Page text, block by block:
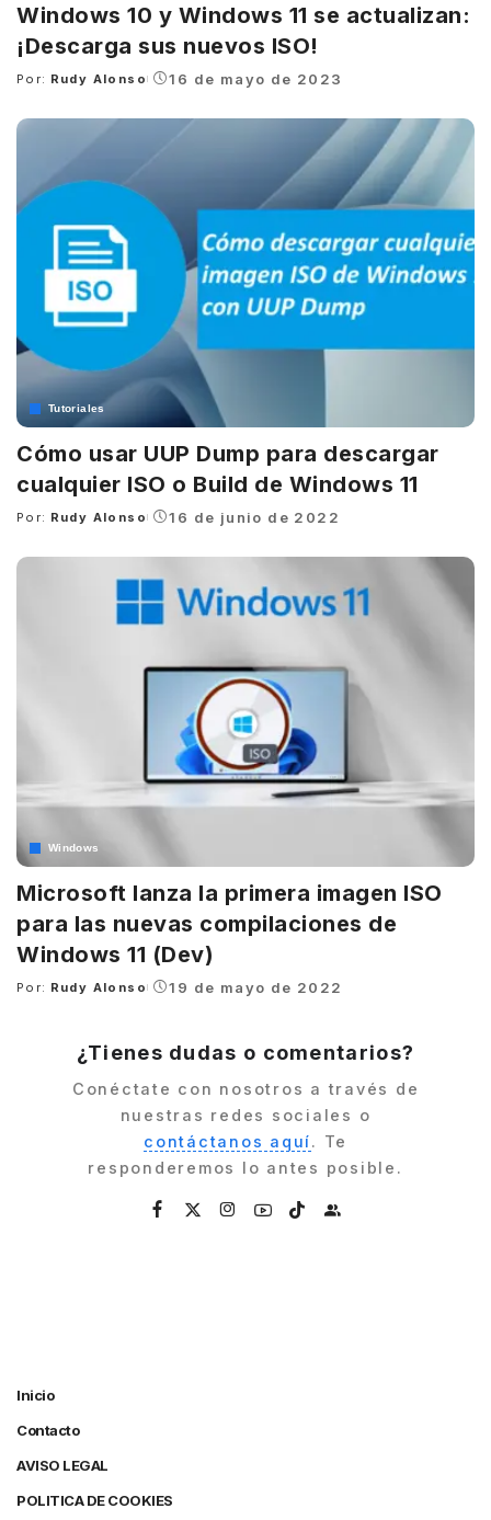
Windows 10 y Windows 11 se actualizan:
¡Descarga sus nuevos ISO!
Posted
Por: Rudy Alonso 16 de mayo de 2023
Tutoriales
Cómo usar UUP Dump para descargar
cualquier ISO o Build de Windows 11
Posted
Por: Rudy Alonso 16 de junio de 2022
Windows
Microsoft lanza la primera imagen ISO
para las nuevas compilaciones de
Windows 11 (Dev)
Posted
Por: Rudy Alonso 19 de mayo de 2022
¿Tienes dudas o comentarios?
Conéctate con nosotros a través de
nuestras redes sociales o
contáctanos aquí. Te
responderemos lo antes posible.
Inicio
Contacto
AVISO LEGAL
POLITICA DE COOKIES